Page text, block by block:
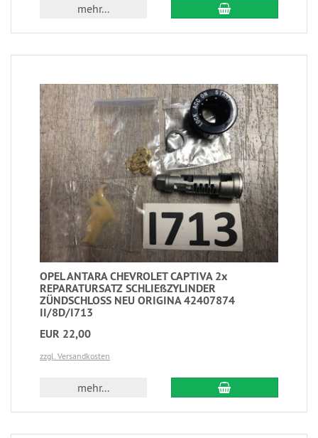
mehr...
OPEL ANTARA CHEVROLET CAPTIVA 2x
REPARATURSATZ SCHLIEßZYLINDER
ZÜNDSCHLOSS NEU ORIGINA 42407874
II/8D/I713
EUR 22,00
zzgl. Versandkosten
mehr...